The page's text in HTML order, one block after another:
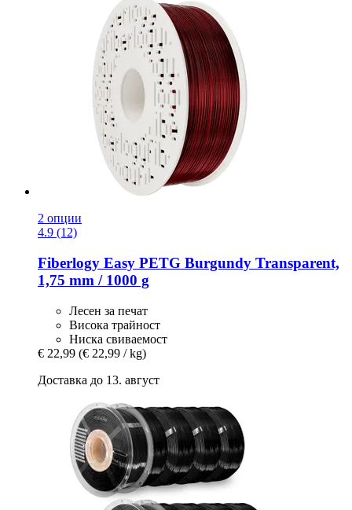
2 опции
4.9 (12)
Fiberlogy Easy PETG Burgundy Transparent,
1,75 mm / 1000 g
Лесен за печат
Висока трайност
Ниска свиваемост
€ 22,99 (€ 22,99 / kg)
Доставка до 13. август